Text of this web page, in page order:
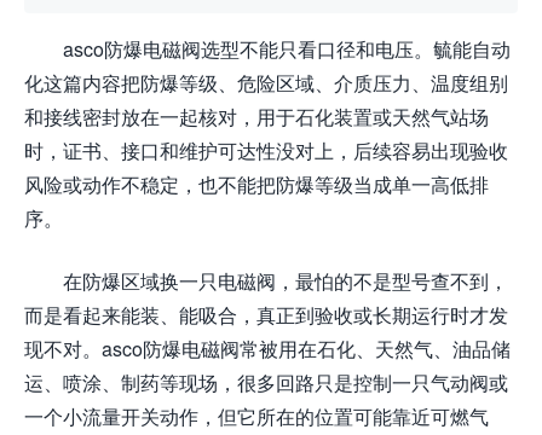
asco防爆电磁阀选型不能只看口径和电压。毓能自动
化这篇内容把防爆等级、危险区域、介质压力、温度组别
和接线密封放在一起核对，用于石化装置或天然气站场
时，证书、接口和维护可达性没对上，后续容易出现验收
风险或动作不稳定，也不能把防爆等级当成单一高低排
序。
在防爆区域换一只电磁阀，最怕的不是型号查不到，
而是看起来能装、能吸合，真正到验收或长期运行时才发
现不对。asco防爆电磁阀常被用在石化、天然气、油品储
运、喷涂、制药等现场，很多回路只是控制一只气动阀或
一个小流量开关动作，但它所在的位置可能靠近可燃气